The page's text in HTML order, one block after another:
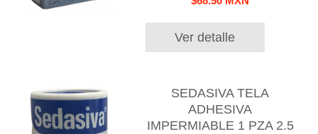
Ver detalle
SEDASIVA TELA
ADHESIVA
IMPERMIABLE 1 PZA 2.5